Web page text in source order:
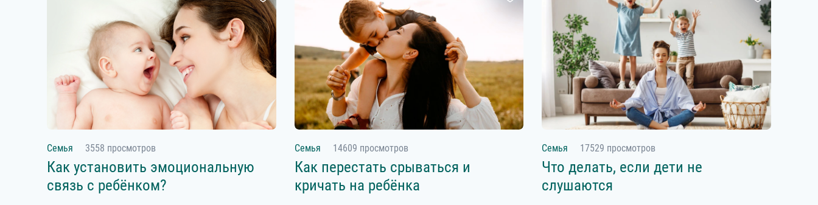
Семья 3558 просмотров
Как установить эмоциональную
связь с ребёнком?
Семья 14609 просмотров
Как перестать срываться и
кричать на ребёнка
Семья 17529 просмотров
Что делать, если дети не
слушаются